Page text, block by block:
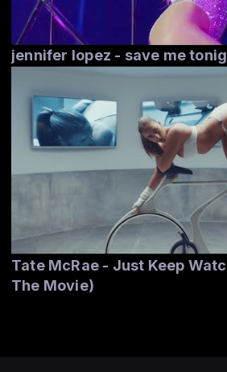
jennifer lopez - save me
Tate McRae - Just Keep
The Movie)